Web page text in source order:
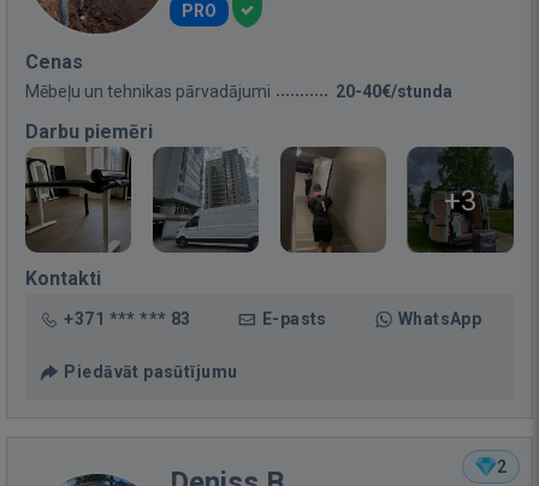
PRO
Cenas
Mēbeļu un tehnikas pārvadājumi 20-40€/stunda
Darbu piemēri
+3
Kontakti
+371 *** *** 83 E-pasts WhatsApp
Piedāvāt pasūtījumu
2